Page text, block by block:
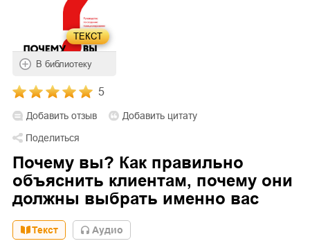
ТЕКСТ
В библиотеку
5
Добавить отзыв
Добавить цитату
Поделиться
Почему вы? Как правильно
объяснить клиентам, почему они
должны выбрать именно вас
Текст Aудио